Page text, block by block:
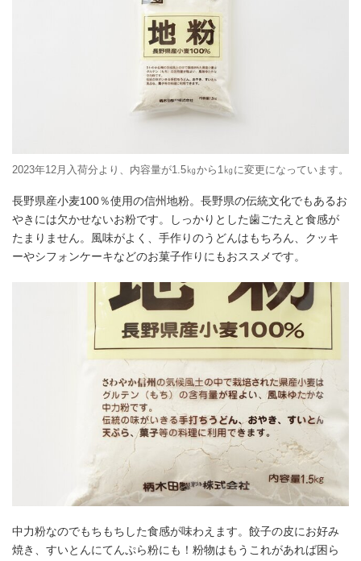
2023年12月入荷分より、内容量が1.5㎏から1㎏に変更になっています。
長野県産小麦100％使用の信州地粉。長野県の伝統文化でもあるお
やきには欠かせないお粉です。しっかりとした歯ごたえと食感が
たまりません。風味がよく、手作りのうどんはもちろん、クッキ
ーやシフォンケーキなどのお菓子作りにもおススメです。
中力粉なのでもちもちした食感が味わえます。餃子の皮にお好み
焼き、すいとんにてんぷら粉にも！粉物はもうこれがあれば困ら